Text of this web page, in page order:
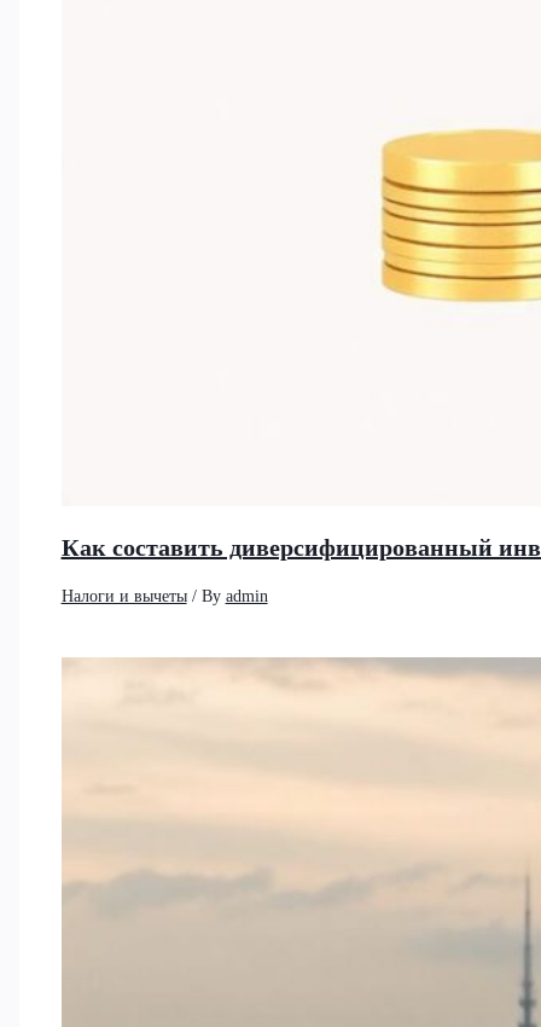
Как составить диверсифицированный
Налоги и вычеты/ By admin